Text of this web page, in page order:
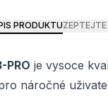
PRODUKTUZEPTEJTE
PRO je vysoce
náročné